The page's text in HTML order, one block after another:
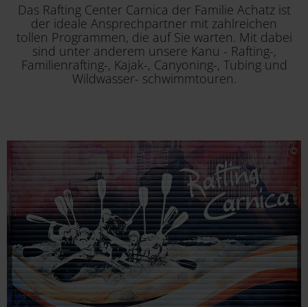
Das Rafting Center Carnica der Familie Achatz ist
der ideale Ansprechpartner mit zahlreichen
tollen Programmen, die auf Sie warten. Mit dabei
sind unter anderem unsere Kanu - Rafting-,
Familienrafting-, Kajak-, Canyoning-, Tubing und
Wildwasser- schwimmtouren.